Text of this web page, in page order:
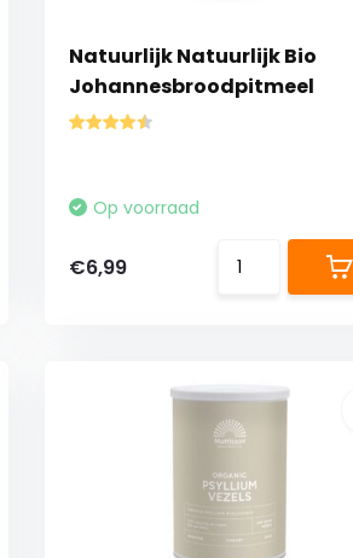
Natuurlijk Natuurlijk Bio
Johannesbroodpitmeel
Op voorraad
€6,99